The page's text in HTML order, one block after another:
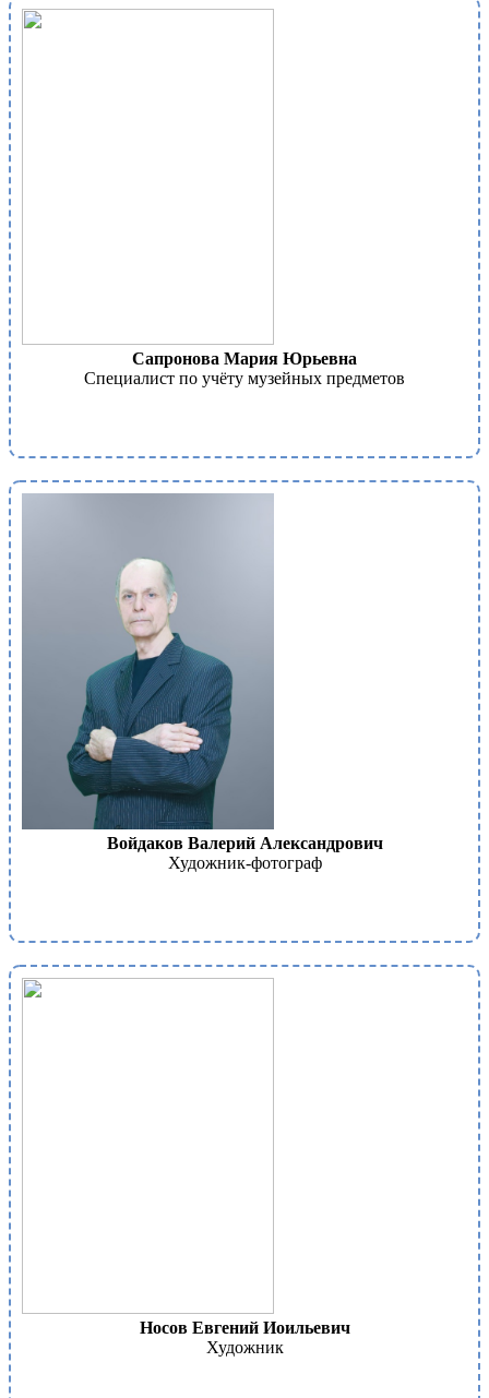
Сапронова Мария Юрьевна
Специалист по учёту музейных предметов
Войдаков Валерий Александрович
Художник-фотограф
Носов Евгений Иоильевич
Художник